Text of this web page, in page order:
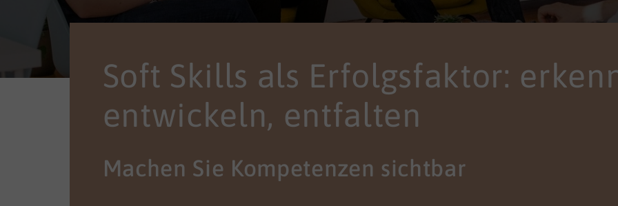
Soft Skills als Erfolgsfaktor:
entwickeln, entfalten
Machen Sie Kompetenzen sichtbar